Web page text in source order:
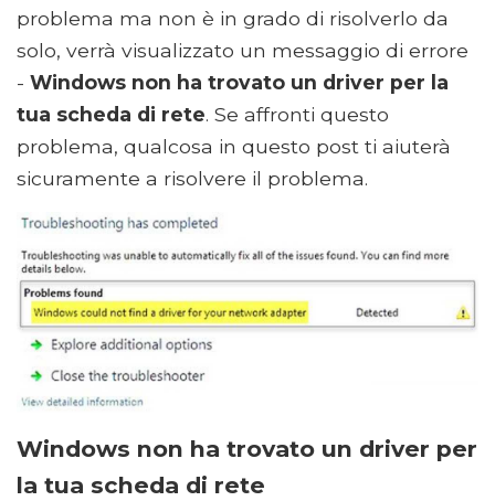
problema ma non è in grado di risolverlo da
solo, verrà visualizzato un messaggio di errore
- Windows non ha trovato un driver per la
tua scheda di rete. Se affronti questo
problema, qualcosa in questo post ti aiuterà
sicuramente a risolvere il problema.
Windows non ha trovato un driver per
la tua scheda di rete